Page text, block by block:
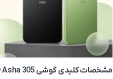
مشخصات کلیدی گوشی HMD Asha 305 فاش شد